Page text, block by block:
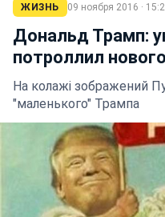
ЖИЗНЬ 09 ноября 2016 ·
Дональд Трамп:
потроллил
На колажі зображений
"маленького" Трампа